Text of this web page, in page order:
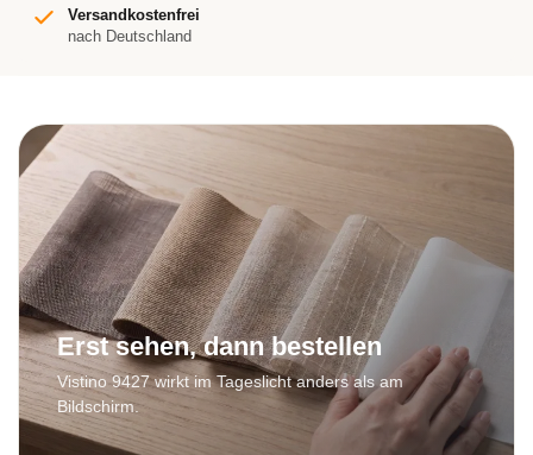
Versandkostenfrei
nach Deutschland
Erst sehen, dann bestellen
Vistino 9427 wirkt im Tageslicht anders als am
Bildschirm.